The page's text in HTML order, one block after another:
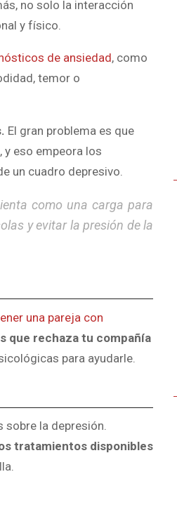
no solo la interacción
y físico.
de ansiedad, como
temor o
El gran problema es que
y eso empeora los
un cuadro depresivo.
como una carga para
y evitar la presión de la
una pareja con
que rechaza tu compañía
para ayudarle.
sobre la depresión.
tratamientos disponibles